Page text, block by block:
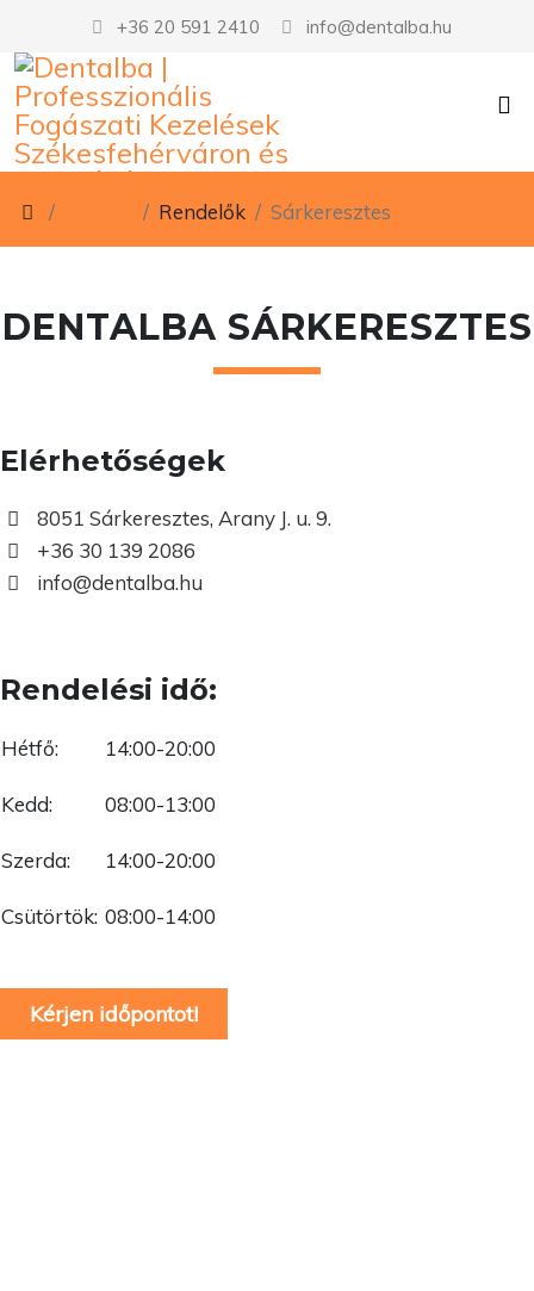
+36 20 591 2410 info@dentalba.hu
Rendelők Sárkeresztes
DENTALBA SÁRKERESZTES
Elérhetőségek
8051 Sárkeresztes, Arany J. u. 9.
+36 30 139 2086
info@dentalba.hu
Rendelési idő:
Hétfő: 14:00-20:00
Kedd: 08:00-13:00
Szerda: 14:00-20:00
Csütörtök: 08:00-14:00
Kérjen időpontot!